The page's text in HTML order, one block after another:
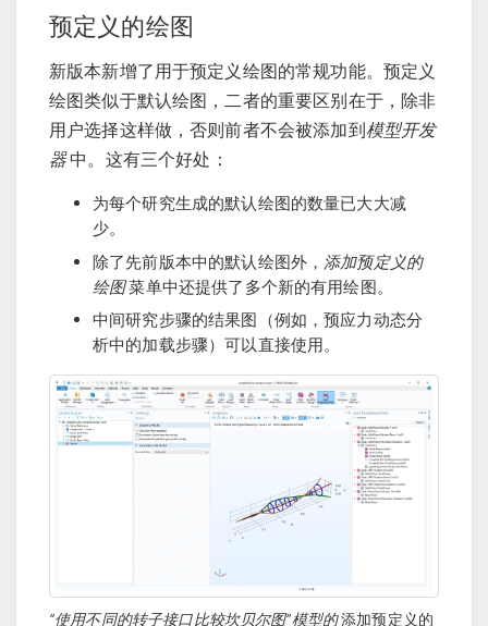
预定义的绘图
新版本新增了用于预定义绘图的常规功能。预定义
绘图类似于默认绘图，二者的重要区别在于，除非
用户选择这样做，否则前者不会被添加到模型开发
器中。这有三个好处：
为每个研究生成的默认绘图的数量已大大减
少。
除了先前版本中的默认绘图外，
添加预定义的
绘图菜单中还提供了多个新的有用绘图。
中间研究步骤的结果图（例如，预应力动态分
析中的加载步骤）可以直接使用。
“使用不同的转子接口比较坎贝尔图”模型的添加预定义的